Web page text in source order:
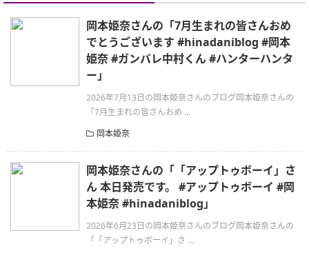
岡本姫奈さんの「7月生まれの皆さんおめ
でとうございます #hinadaniblog #岡本
姫奈 #ガンバレ中村くん #ハンターハンタ
ー」
2026年7月13日の岡本姫奈さんのブログ岡本姫奈さんの
「7月生まれの皆さんおめ ...
岡本姫奈
岡本姫奈さんの「「アップトゥボーイ」さ
ん 本日発売です。 #アップトゥボーイ #岡
本姫奈 #hinadaniblog」
2026年6月23日の岡本姫奈さんのブログ岡本姫奈さんの
「「アップトゥボーイ」さ ...